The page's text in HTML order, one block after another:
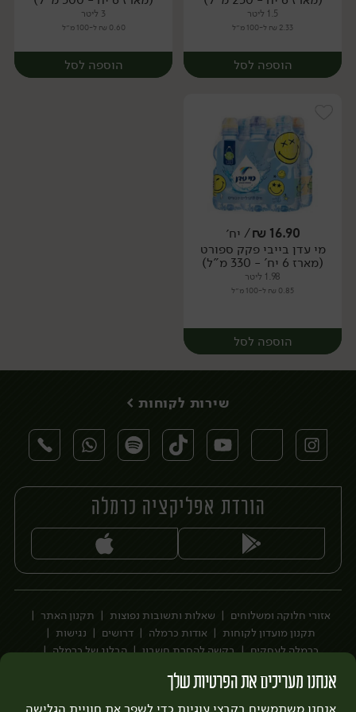
1.5 ליטר
2.33 ₪ ל-100 מ״ל
הוספה לסל
יח׳
3 ליטר
0.60 ₪ ל-100 מ״ל
הוספה לסל
16.90
₪/ יח׳
מי עדן בייבי פקק ספורט
(מארז 6 יח' - 330 מ"ל)
1.98 ליטר
0.85 ₪ ל-100 מ״ל
הוספה לסל
יח׳
אנחנו מעריכים את הפרטיות שלך
אנחנו משתמשים בקבצי עוגיות כדי לשפר את חוויית הגלישה
שירות לקוחות >
הורדת אפליקציה כרמלה
אזורי חלוקה ומשלוחים שאלות ותשובות נפוצות
תקנון האתר
תקנון מועדון לקוחות
אודות כרמלה דרושים
נגישות
כרמלה לעסקים
בקשה להסרת חשבון
הבלוג של כרמלה
עיצוב:3bearsפיתוח:Quatro